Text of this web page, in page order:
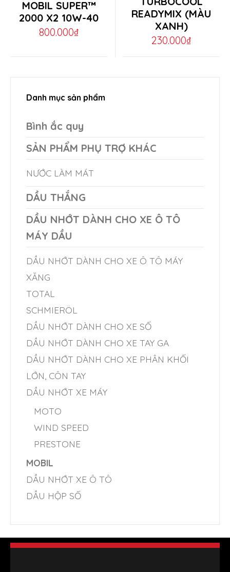
product
options
chosen
product
MOBIL SUPER™
2000 X2 10W-40
800.000₫
READYMIX (MÀU
XANH)
230.000₫
Danh mục sản phẩm
Bình ắc quy
SẢN PHẨM PHỤ TRỢ KHÁC
NƯỚC LÀM MÁT
DẦU THẮNG
DẦU NHỚT DÀNH CHO XE Ô TÔ
MÁY DẦU
DẦU NHỚT DÀNH CHO XE Ô TÔ MÁY
XĂNG
TOTAL
SCHMIERÖL
DẦU NHỚT DÀNH CHO XE SỐ
DẦU NHỚT DÀNH CHO XE TAY GA
DẦU NHỚT DÀNH CHO XE PHÂN KHỐI
LỚN, CÔN TAY
DẦU NHỚT XE MÁY
MOTO
WIND SPEED
PRESTONE
MOBIL
DẦU NHỚT XE Ô TÔ
DẦU HỘP SỐ